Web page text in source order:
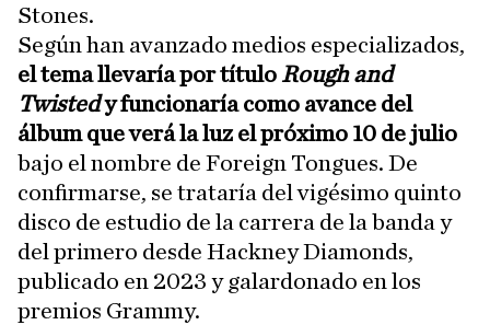
Stones.
Según han avanzado medios especializados,
el tema llevaría por títuloRough and
Twistedy funcionaría como avance del
álbum que verá la luz el próximo 10 de julio
bajo el nombre de Foreign Tongues. De
confirmarse, se trataría del vigésimo quinto
disco de estudio de la carrera de la banda y
del primero desde Hackney Diamonds,
publicado en 2023 y galardonado en los
premios Grammy.